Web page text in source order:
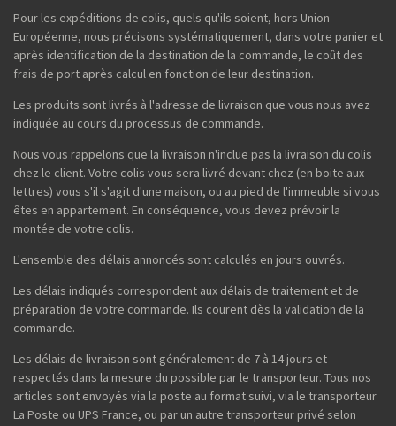
Pour les expéditions de colis, quels qu'ils soient, hors Union
Européenne, nous précisons systématiquement, dans votre panier et
après identification de la destination de la commande, le coût des
frais de port après calcul en fonction de leur destination.
Les produits sont livrés à l'adresse de livraison que vous nous avez
indiquée au cours du processus de commande.
Nous vous rappelons que la livraison n'inclue pas la livraison du colis
chez le client. Votre colis vous sera livré devant chez (en boite aux
lettres) vous s'il s'agit d'une maison, ou au pied de l'immeuble si vous
êtes en appartement. En conséquence, vous devez prévoir la
montée de votre colis.
L'ensemble des délais annoncés sont calculés en jours ouvrés.
Les délais indiqués correspondent aux délais de traitement et de
préparation de votre commande. Ils courent dès la validation de la
commande.
Les délais de livraison sont généralement de 7 à 14 jours et
respectés dans la mesure du possible par le transporteur. Tous nos
articles sont envoyés via la poste au format suivi, via le transporteur
La Poste ou UPS France, ou par un autre transporteur privé selon